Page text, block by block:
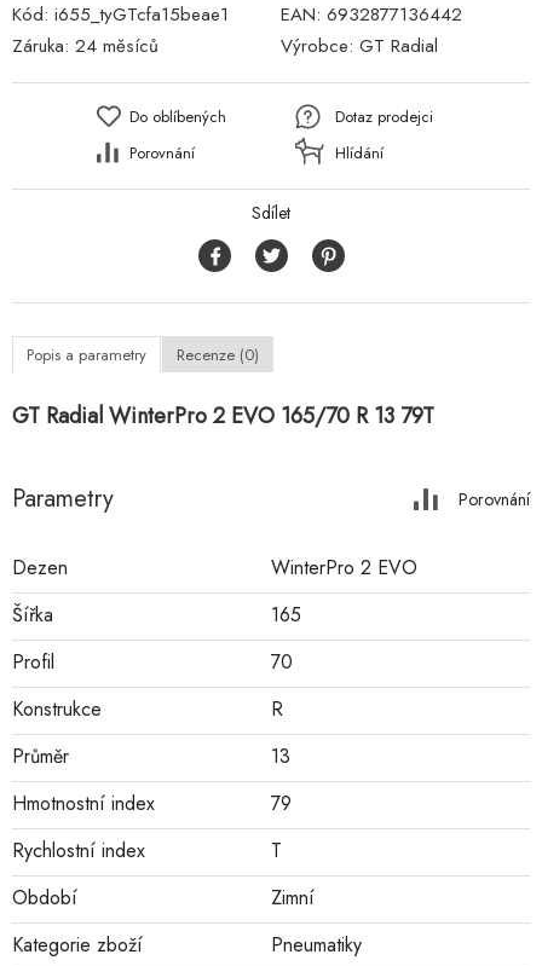
Kód: i655_tyGTcfa15beae1 EAN: 6932877136442
Záruka: 24 měsíců Výrobce: GT Radial
Do oblíbených
Porovnání
Dotaz prodejci
Hlídání
Sdílet
Popis a parametry Recenze (0)
GT Radial WinterPro 2 EVO 165/70 R 13 79T
Parametry Porovnání
Dezen
WinterPro 2 EVO
Šířka
165
Profil
70
Konstrukce
R
Průměr
13
Hmotnostní index
79
Rychlostní index
T
Období
Zimní
Kategorie zboží
Pneumatiky